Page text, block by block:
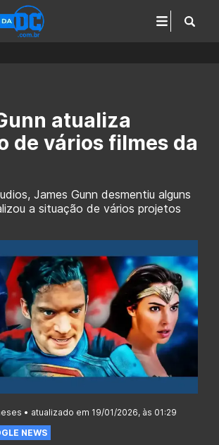
atualiza
de vários filmes da
James Gunn desmentiu alguns
a situação de vários projetos
• atualizado em 19/01/2026, às 01:29
NEWS